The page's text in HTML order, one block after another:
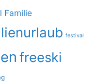
Familie
festival
freeski